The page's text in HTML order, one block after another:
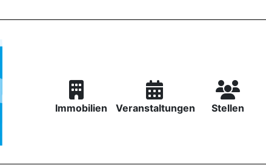
Immobilien Veranstaltungen Stellen